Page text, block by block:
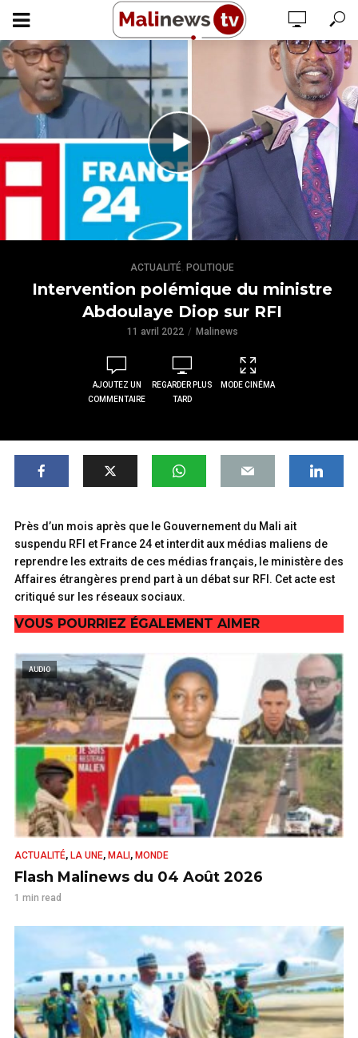
ACTUALITÉ ,POLITIQUE
Intervention polémique du ministre
Abdoulaye Diop sur RFI
11 avril 2022 Malinews
AJOUTEZ UN
COMMENTAIRE
REGARDER PLUS
TARD
MODE CINÉMA
Près d’un mois après que le Gouvernement du Mali ait
suspendu RFI et France 24 et interdit aux médias maliens de
reprendre les extraits de ces médias français, le ministère des
Affaires étrangères prend part à un débat sur RFI. Cet acte est
critiqué sur les réseaux sociaux.
VOUS POURRIEZ ÉGALEMENT AIMER
AUDIO
ACTUALITÉ, LA UNE, MALI , MONDE
Flash Malinews du 04 Août 2026
1 min read